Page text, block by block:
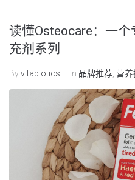
读懂Osteocare：一
充剂系列
Byvitabiotics In 品牌推荐 营养